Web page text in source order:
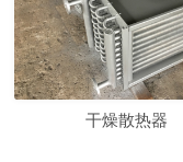
干燥散热器